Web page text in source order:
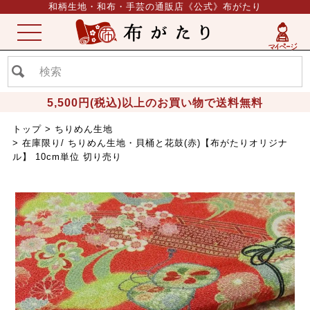
和柄生地・和布・手芸の通販店《公式》布がたり
5,500円(税込)以上のお買い物で送料無料
ME
NU
トップ
ちりめん生地
在庫限り/ ちりめん生地・貝桶と花鼓(赤)【布がたりオリジナ
ル】 10cm単位 切り売り